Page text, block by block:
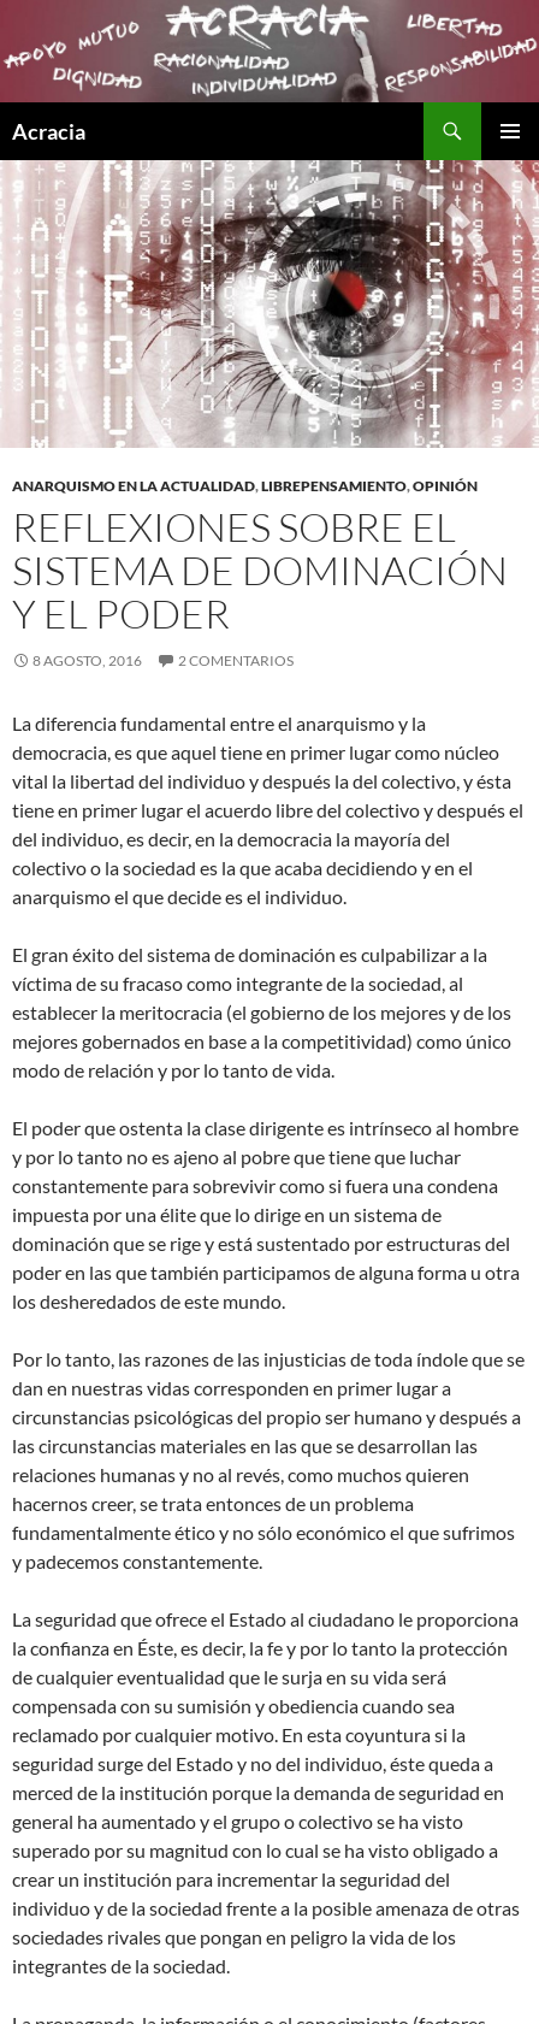
Acracia
MENÚ
AL
CONTENIDO
ANARQUISMO EN LA ACTUALIDAD,LIBREPENSAMIENTO,OPINIÓN
REFLEXIONES SOBRE EL
SISTEMA DE DOMINACIÓN
Y EL PODER
8 AGOSTO, 2016 2 COMENTARIOS
La diferencia fundamental entre el anarquismo y la
democracia, es que aquel tiene en primer lugar como núcleo
vital la libertad del individuo y después la del colectivo, y ésta
tiene en primer lugar el acuerdo libre del colectivo y después el
del individuo, es decir, en la democracia la mayoría del
colectivo o la sociedad es la que acaba decidiendo y en el
anarquismo el que decide es el individuo.
El gran éxito del sistema de dominación es culpabilizar a la
víctima de su fracaso como integrante de la sociedad, al
establecer la meritocracia (el gobierno de los mejores y de los
mejores gobernados en base a la competitividad) como único
modo de relación y por lo tanto de vida.
El poder que ostenta la clase dirigente es intrínseco al hombre
y por lo tanto no es ajeno al pobre que tiene que luchar
constantemente para sobrevivir como si fuera una condena
impuesta por una élite que lo dirige en un sistema de
dominación que se rige y está sustentado por estructuras del
poder en las que también participamos de alguna forma u otra
los desheredados de este mundo.
Por lo tanto, las razones de las injusticias de toda índole que se
dan en nuestras vidas corresponden en primer lugar a
circunstancias psicológicas del propio ser humano y después a
las circunstancias materiales en las que se desarrollan las
relaciones humanas y no al revés, como muchos quieren
hacernos creer, se trata entonces de un problema
fundamentalmente ético y no sólo económico el que sufrimos
y padecemos constantemente.
La seguridad que ofrece el Estado al ciudadano le proporciona
la confianza en Éste, es decir, la fe y por lo tanto la protección
de cualquier eventualidad que le surja en su vida será
compensada con su sumisión y obediencia cuando sea
reclamado por cualquier motivo. En esta coyuntura si la
seguridad surge del Estado y no del individuo, éste queda a
merced de la institución porque la demanda de seguridad en
general ha aumentado y el grupo o colectivo se ha visto
superado por su magnitud con lo cual se ha visto obligado a
crear un institución para incrementar la seguridad del
individuo y de la sociedad frente a la posible amenaza de otras
sociedades rivales que pongan en peligro la vida de los
integrantes de la sociedad.